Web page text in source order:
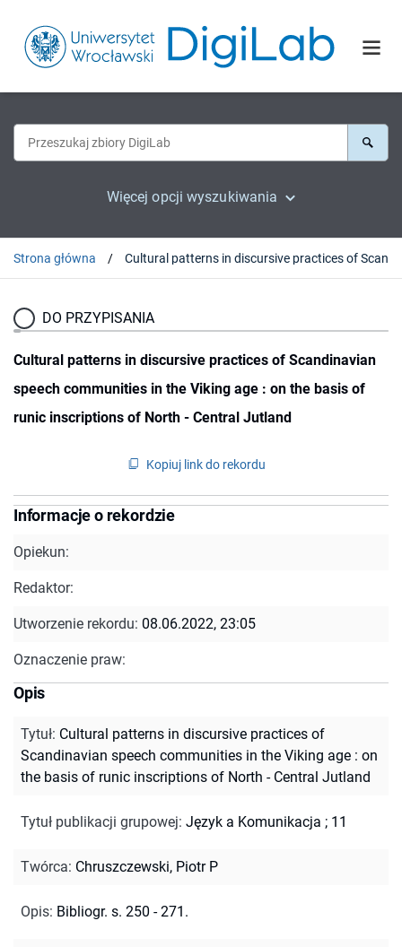
Więcej opcji wyszukiwania
Strona główna
DO PRZYPISANIA
Cultural patterns in discursive practices of Scandinavian
speech communities in the Viking age : on the basis of
runic inscriptions of North - Central Jutland
Kopiuj link do rekordu
Informacje o rekordzie
Opiekun:
Redaktor:
Utworzenie rekordu: 08.06.2022, 23:05
Oznaczenie praw:
Opis
Tytuł: Cultural patterns in discursive practices of
Scandinavian speech communities in the Viking age : on
the basis of runic inscriptions of North - Central Jutland
Tytuł publikacji grupowej: Język a Komunikacja ; 11
Twórca: Chruszczewski, Piotr P
Opis: Bibliogr. s. 250 - 271.